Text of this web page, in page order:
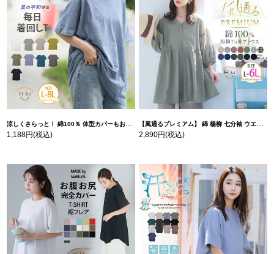
涼しくさらっと！ 綿100％ 体型カバーもお洒落も叶える 風合いコットン ゆるシルエット ドルマン | 大きいサイズの通販ならハッピーマリリン
1,188円(税込)
【風通るプレミアム】 綿 楊柳 七分袖 ウエストギャザー ブラウス | 大きいサイズの通販ならハッピーマリリン
2,890円(税込)